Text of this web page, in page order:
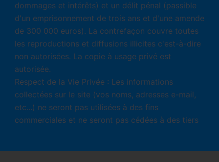
dommages et intérêts) et un délit pénal (passible
d'un emprisonnement de trois ans et d'une amende
de 300 000 euros). La contrefaçon couvre toutes
les reproductions et diffusions illicites c'est-à-dire
non autorisées. La copie à usage privé est
autorisée.
Respect de la Vie Privée : Les informations
collectées sur le site (vos noms, adresses e-mail,
etc...) ne seront pas utilisées à des fins
commerciales et ne seront pas cédées à des tiers